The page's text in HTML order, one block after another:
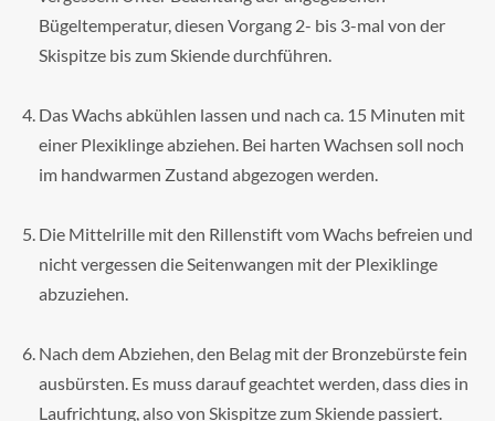
Bügeltemperatur, diesen Vorgang 2- bis 3-mal von der
Skispitze bis zum Skiende durchführen.
Das Wachs abkühlen lassen und nach ca. 15 Minuten mit
einer Plexiklinge abziehen. Bei harten Wachsen soll noch
im handwarmen Zustand abgezogen werden.
Die Mittelrille mit den Rillenstift vom Wachs befreien und
nicht vergessen die Seitenwangen mit der Plexiklinge
abzuziehen.
Nach dem Abziehen, den Belag mit der Bronzebürste fein
ausbürsten. Es muss darauf geachtet werden, dass dies in
Laufrichtung, also von Skispitze zum Skiende passiert.